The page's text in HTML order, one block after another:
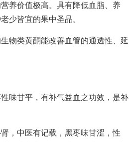
养价值极高。具有降低血脂、养
少皆宜的果中圣品。
类黄酮能改善血管的通透性、延
甘平，有补气益血之功效，是补
中医有记载，黑枣味甘涩，性